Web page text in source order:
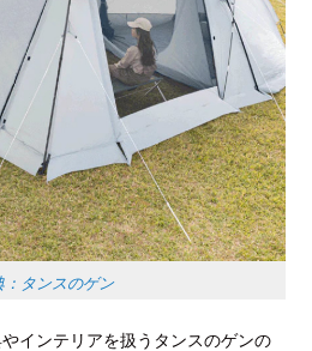
：タンスのゲン
インテリアを扱うタンスのゲンの